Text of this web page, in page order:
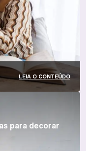
LEIA O CONTEÚDO
para decorar